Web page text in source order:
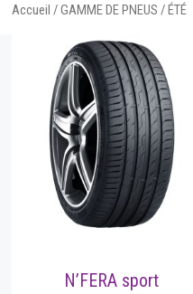
Accueil /GAMME DE PNEUS / ÉTÉ
N’FERA sport